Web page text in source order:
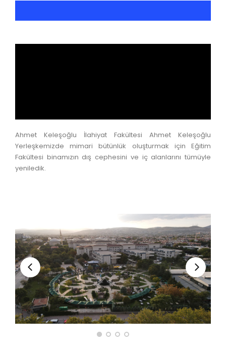
Ahmet Keleşoğlu İlahiyat Fakültesi Ahmet Keleşoğlu
Yerleşkemizde mimari bütünlük oluşturmak için Eğitim
Fakültesi binamızın dış cephesini ve iç alanlarını tümüyle
yeniledik.